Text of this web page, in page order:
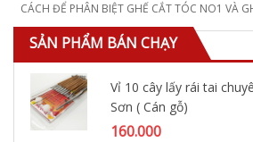
CÁCH ĐỂ PHÂN BIỆT GHẾ CẮT TÓC NO1 VÀ
SẢN PHẨM BÁN CHẠY
Vỉ 10 cây lấy rái tai
Sơn ( Cán gỗ)
160.000